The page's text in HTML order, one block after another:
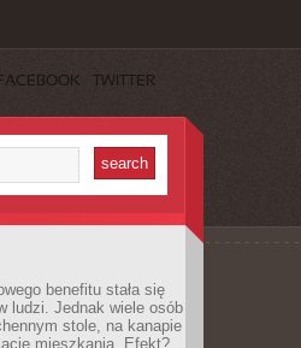
TWITTER
benefitu stała się
ludzi. Jednak wiele osób
stole, na kanapie
mieszkania. Efekt?